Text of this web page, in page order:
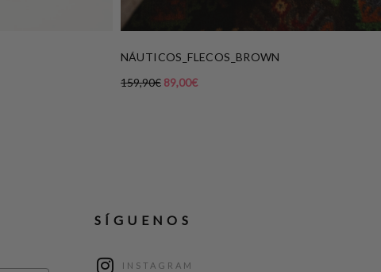
NÁUTICOS_FLECOS_BROWN
159,90€ 89,00€
SÍGUENOS
INSTAGRAM